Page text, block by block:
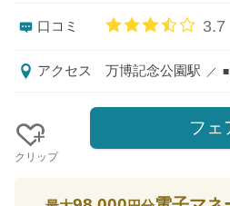
口コミ 口
3.7
アクセス 万博記念公園駅 ／ ■ブライダルフェ
クリップ
フェ